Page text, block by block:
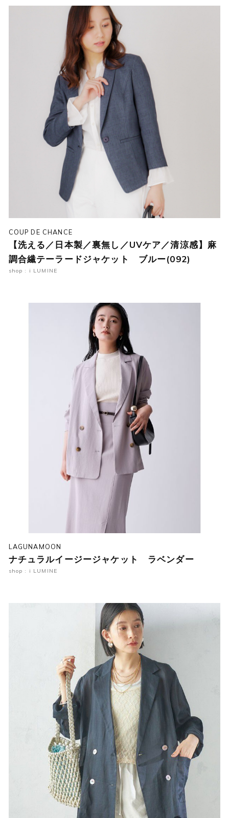
COUP DE CHANCE
【洗える／日本製／裏無し／UVケア／清涼感】麻
調合繊テーラードジャケット ブルー(092)
shop : i LUMINE
LAGUNAMOON
ナチュラルイージージャケット ラベンダー
shop : i LUMINE